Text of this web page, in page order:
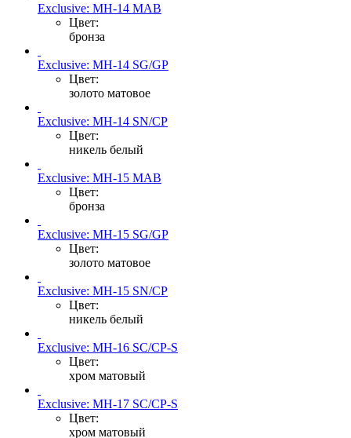
Exclusive: MH-14 MAB
Цвет:
бронза
Exclusive: MH-14 SG/GP
Цвет:
золото матовое
Exclusive: MH-14 SN/CP
Цвет:
никель белый
Exclusive: MH-15 MAB
Цвет:
бронза
Exclusive: MH-15 SG/GP
Цвет:
золото матовое
Exclusive: MH-15 SN/CP
Цвет:
никель белый
Exclusive: MH-16 SC/CP-S
Цвет:
хром матовый
Exclusive: MH-17 SC/CP-S
Цвет:
хром матовый